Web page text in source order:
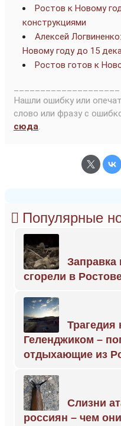
Ростов к Новому
конструкциями
Алексей
Новому году до 15
Ростов готов к
Нашли ошибку или
слово или фразу с
сюда.
Популярные
Заправка
сгорели в
Трагедия
Геленджиком –
отдыхающие из
Слизни
россиян – чем